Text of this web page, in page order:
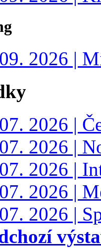
2026 |
2026 |
2026 |
2026 |
2026 |
2026 |